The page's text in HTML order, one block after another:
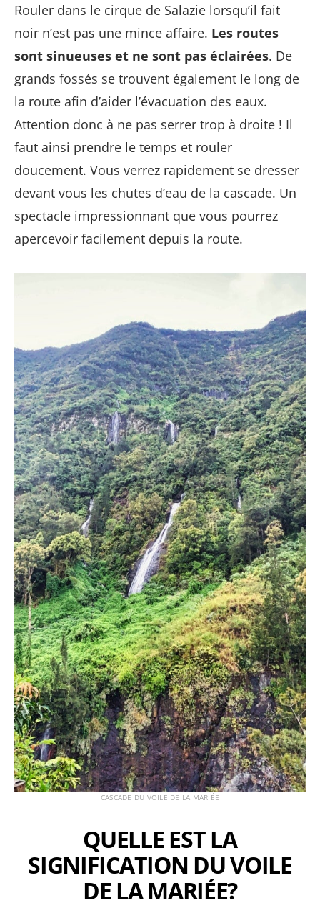
Rouler dans le cirque de Salazie lorsqu’il fait
noir n’est pas une mince affaire. Les routes
sont sinueuses et ne sont pas éclairées. De
grands fossés se trouvent également le long de
la route afin d’aider l’évacuation des eaux.
Attention donc à ne pas serrer trop à droite ! Il
faut ainsi prendre le temps et rouler
doucement. Vous verrez rapidement se dresser
devant vous les chutes d’eau de la cascade. Un
spectacle impressionnant que vous pourrez
apercevoir facilement depuis la route.
CASCADE DU VOILE DE LA MARIÉE
QUELLE EST LA
SIGNIFICATION DU VOILE
DE LA MARIÉE?